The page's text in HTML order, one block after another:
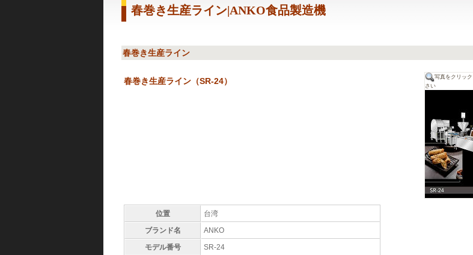
春巻き生産ライン|ANKO食品製造機
春巻き生産ライン
写真をクリッ
さい
春巻き生産ライン（SR-24）
位置
台湾
ブランド名
ANKO
モデル番号
SR-24